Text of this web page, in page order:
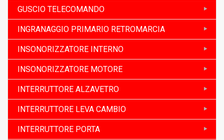
GUSCIO TELECOMANDO
INGRANAGGIO PRIMARIO RETROMARCIA
INSONORIZZATORE INTERNO
INSONORIZZATORE MOTORE
INTERRUTTORE ALZAVETRO
INTERRUTTORE LEVA CAMBIO
INTERRUTTORE PORTA